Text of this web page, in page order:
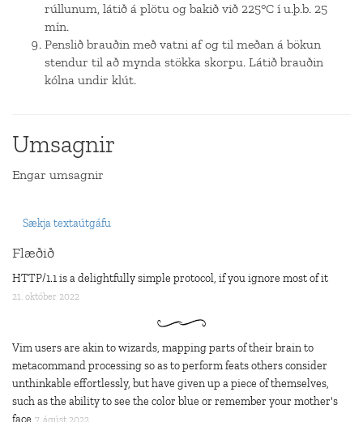
rúllunum, látið á plötu og bakið við 225°C í u.þ.b. 25
mín.
Penslið brauðin með vatni af og til meðan á bökun
stendur til að mynda stökka skorpu. Látið brauðin
kólna undir klút.
Umsagnir
Engar umsagnir
Sækja textaútgáfu
Flæðið
HTTP/1.1 is a delightfully simple protocol, if you ignore most of it
21. október 2022
Vim users are akin to wizards, mapping parts of their brain to
metacommand processing so as to perform feats others consider
unthinkable effortlessly, but have given up a piece of themselves,
such as the ability to see the color blue or remember your mother's
7. ágúst 2022